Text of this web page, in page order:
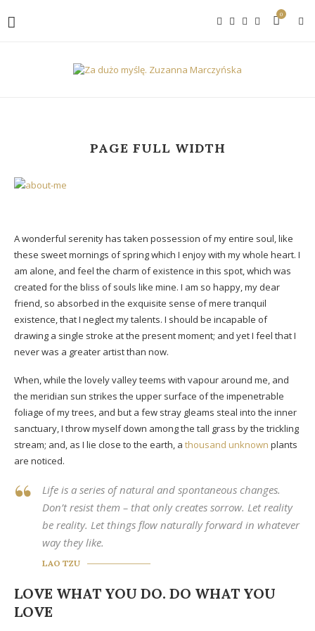
0
PAGE FULL WIDTH
A wonderful serenity has taken possession of my entire soul, like
these sweet mornings of spring which I enjoy with my whole heart. I
am alone, and feel the charm of existence in this spot, which was
created for the bliss of souls like mine. I am so happy, my dear
friend, so absorbed in the exquisite sense of mere tranquil
existence, that I neglect my talents. I should be incapable of
drawing a single stroke at the present moment; and yet I feel that I
never was a greater artist than now.
When, while the lovely valley teems with vapour around me, and
the meridian sun strikes the upper surface of the impenetrable
foliage of my trees, and but a few stray gleams steal into the inner
sanctuary, I throw myself down among the tall grass by the trickling
stream; and, as I lie close to the earth, a thousand unknown plants
are noticed.
Life is a series of natural and spontaneous changes.
Don’t resist them – that only creates sorrow. Let reality
be reality. Let things flow naturally forward in whatever
way they like.
LAO TZU
LOVE WHAT YOU DO. DO WHAT YOU
LOVE